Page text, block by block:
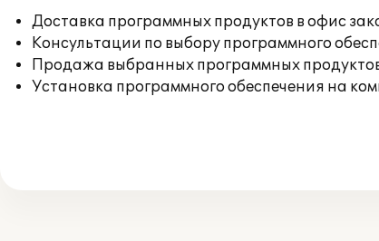
Доставка программных продуктов в офис
Консультации по выбору программного
Продажа выбранных программных
Установка программного обеспечения на